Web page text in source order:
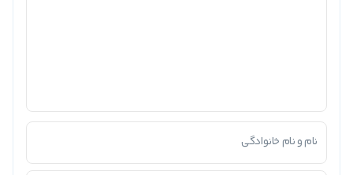
نام و نام خانوادگی